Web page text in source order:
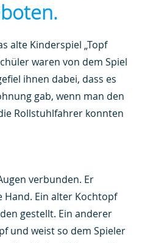
alte Kinderspiel „Topf
waren von dem Spiel
ihnen dabei, dass es
gab, wenn man den
Rollstuhlfahrer konnten
verbunden. Er
Hand. Ein alter Kochtopf
gestellt. Ein anderer
und weist so dem Spieler